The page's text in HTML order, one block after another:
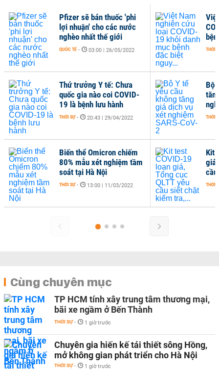
'phi
nước
05/2022
2022
Việt Nam nghiên cứu loại
COVID-19 khỏi danh mục
bệnh đặc biệt nguy...
THỜI SỰ - 07:00 | 18/03/2022
Bộ Y tế yêu cầu không
tăng giá dịch vụ xét
nghiệm SARS-CoV-2
THỜI SỰ - 15:00 | 11/03/2022
chiếm
tầm
2022
Kit test COVID-19 loạn
giá, Tổng cục QLTT yêu
cầu siết chặt kiểm tra,...
THỜI SỰ - 16:00 | 23/02/2022
Cùng chuyên mục
TP HCM tính xây trung tâm thương mại,
bãi xe ngầm ở Bến Thành
THỜI SỰ - 1 giờ trước
Chuyên gia hiến kế tái thiết sông Hồng,
mở không gian phát triển cho Hà Nội
THỜI SỰ - 1 giờ trước